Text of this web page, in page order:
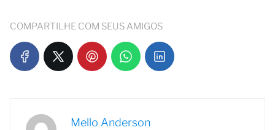
COMPARTILHE COM SEUS AMIGOS
Mello Anderson